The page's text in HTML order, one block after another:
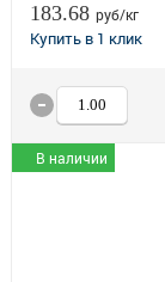
183.68 руб/кг
В наличии